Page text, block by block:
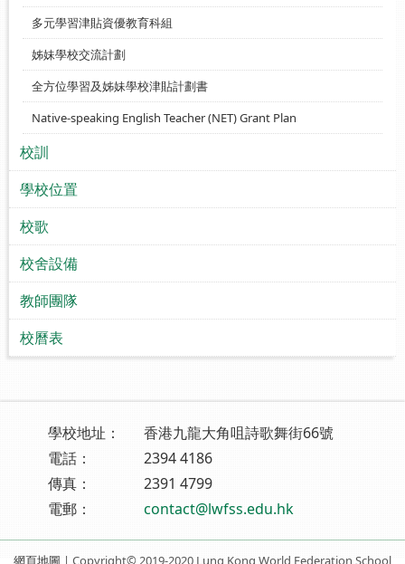
多元學習津貼資優教育科組
姊妹學校交流計劃
全方位學習及姊妹學校津貼計劃書
Native-speaking English Teacher (NET) Grant Plan
校訓
學校位置
校歌
校舍設備
教師團隊
校曆表
學校地址：
香港九龍大角咀詩歌舞街66號
電話：
2394 4186
傳真：
2391 4799
電郵：
contact@lwfss.edu.hk
網頁地圖 | Copyright© 2019-2020 Lung Kong World Federation School